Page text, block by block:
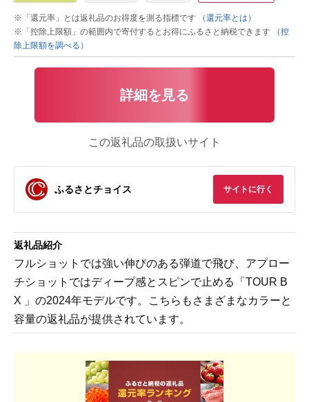
※「還元率」とは返礼品のお得度を測る指標です
（還元率とは）
※「控除上限額」の範囲内で寄付するとお得にふるさと納税できます
（控
除上限額を調べる）
詳細を見る
この返礼品の取扱いサイト
ふるさとチョイス サイトに行く
返礼品紹介
フルショットでは強い伸びのある弾道で飛び、アプロー
チショットではディープ感とスピンで止める「TOUR B
X 」の2024年モデルです。こちらもさまざまなカラーと
容量の返礼品が提供されています。